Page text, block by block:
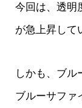
今回は、透明
が急上昇して
しかも、ブル
ブルーサファ